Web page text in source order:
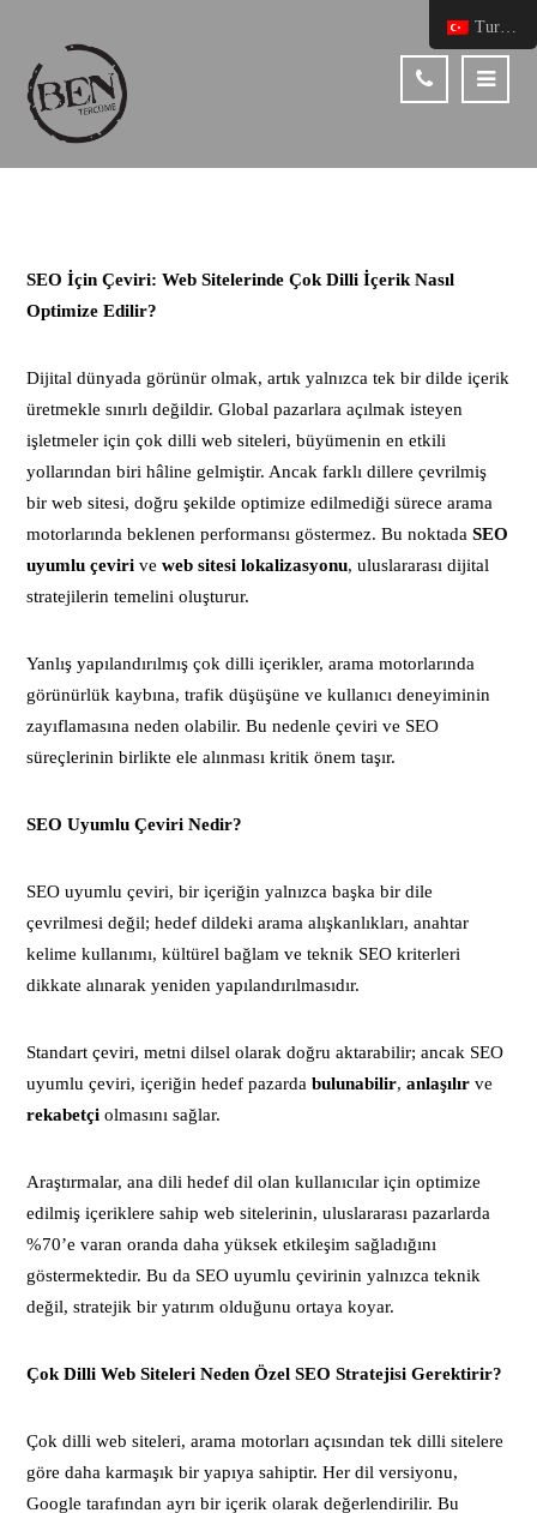
SEO İçin Çeviri: Web Sitelerinde Çok Dilli İçerik Nasıl
Optimize Edilir?
Dijital dünyada görünür olmak, artık yalnızca tek bir dilde içerik
üretmekle sınırlı değildir. Global pazarlara açılmak isteyen
işletmeler için çok dilli web siteleri, büyümenin en etkili
yollarından biri hâline gelmiştir. Ancak farklı dillere çevrilmiş
bir web sitesi, doğru şekilde optimize edilmediği sürece arama
motorlarında beklenen performansı göstermez. Bu noktadaSEO
uyumlu çeviri veweb sitesi lokalizasyonu, uluslararası dijital
stratejilerin temelini oluşturur.
Yanlış yapılandırılmış çok dilli içerikler, arama motorlarında
görünürlük kaybına, trafik düşüşüne ve kullanıcı deneyiminin
zayıflamasına neden olabilir. Bu nedenle çeviri ve SEO
süreçlerinin birlikte ele alınması kritik önem taşır.
SEO Uyumlu Çeviri Nedir?
SEO uyumlu çeviri, bir içeriğin yalnızca başka bir dile
çevrilmesi değil; hedef dildeki arama alışkanlıkları, anahtar
kelime kullanımı, kültürel bağlam ve teknik SEO kriterleri
dikkate alınarak yeniden yapılandırılmasıdır.
Standart çeviri, metni dilsel olarak doğru aktarabilir; ancak SEO
uyumlu çeviri, içeriğin hedef pazardabulunabilir,anlaşılır ve
rekabetçi olmasını sağlar.
Araştırmalar, ana dili hedef dil olan kullanıcılar için optimize
edilmiş içeriklere sahip web sitelerinin, uluslararası pazarlarda
%70’e varan oranda daha yüksek etkileşim sağladığını
göstermektedir. Bu da SEO uyumlu çevirinin yalnızca teknik
değil, stratejik bir yatırım olduğunu ortaya koyar.
Çok Dilli Web Siteleri Neden Özel SEO Stratejisi Gerektirir?
Çok dilli web siteleri, arama motorları açısından tek dilli sitelere
göre daha karmaşık bir yapıya sahiptir. Her dil versiyonu,
Google tarafından ayrı bir içerik olarak değerlendirilir. Bu
Turkish